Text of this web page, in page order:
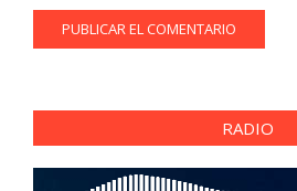
RADIO